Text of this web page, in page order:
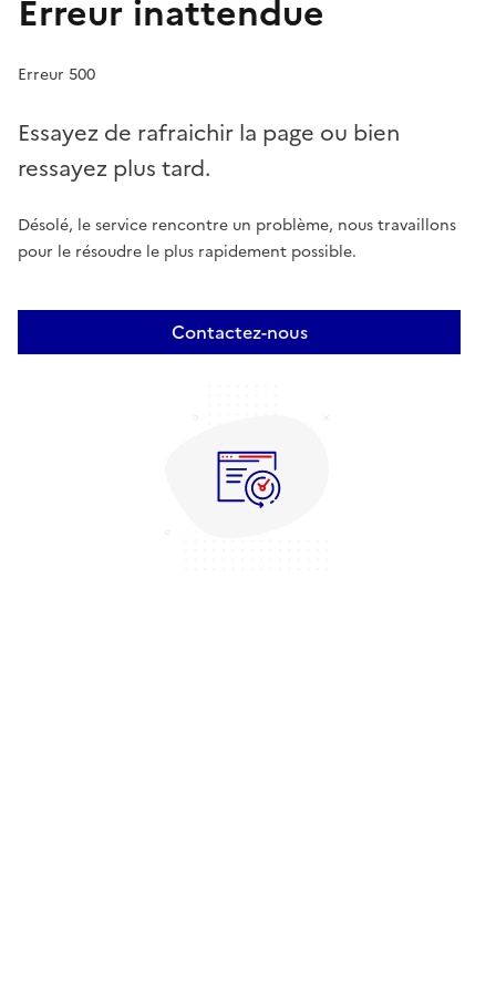
Erreur inattendue
Erreur 500
Essayez de rafraichir la page ou bien
ressayez plus tard.
Désolé, le service rencontre un problème, nous travaillons
pour le résoudre le plus rapidement possible.
Contactez-nous